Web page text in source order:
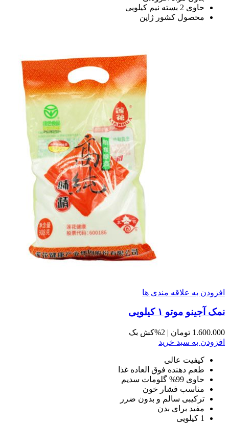
حاوی 2 بسته نیم کیلویی
محصول کشور ژاپن
افزودن به علاقه مندی ها
نمک آجینو موتو ١ کیلویی
1.600.000 تومان | %2کش بک
افزودن به سبد خرید
کیفیت عالی
طعم دهنده فوق العاده غذا
حاوی 99% گلومات سدیم
مناسب فشار خون
ترکیبی سالم و بدون ضرر
مفید برای بدن
1 کیلویی